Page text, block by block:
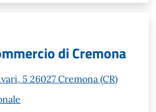
di Cremona
5 26027 Cremona (CR)